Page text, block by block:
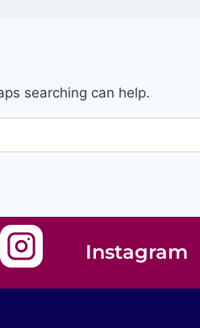
searching can help.
Instagram